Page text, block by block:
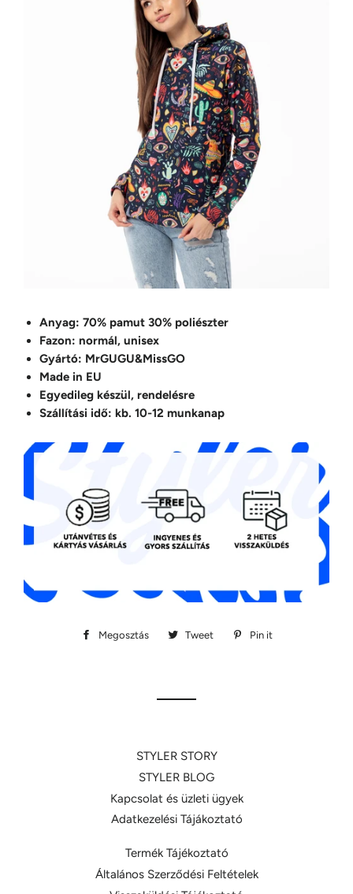
Anyag: 70% pamut 30% poliészter
Fazon: normál, unisex
Gyártó: MrGUGU&MissGO
Made in EU
Egyedileg készül, rendelésre
Szállítási idő: kb. 10-12 munkanap
Megosztás
Megosztás
Tweet
Megosztás
Pin it
STYLER STORY
STYLER BLOG
Kapcsolat és üzleti ügyek
Adatkezelési Tájákoztató
Termék Tájékoztató
Általános Szerződési Feltételek